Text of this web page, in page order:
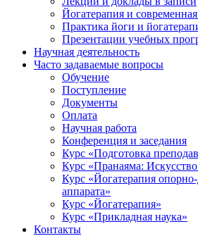
Йогатерапия и
Практика йоги и
Презентации учебных
Научная деятельность
Часто задаваемые вопросы
Обучение
Поступление
Документы
Оплата
Научная работа
Конференция и заседания
Курс «Подготовка
Курс «Пранаяма:
Курс «Йогатерапия
аппарата»
Курс «Йогатерапия»
Курс «Прикладная наука»
Контакты